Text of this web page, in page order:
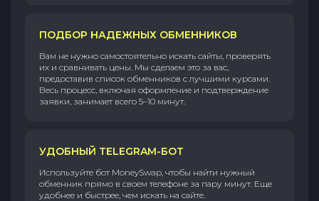
ПОДБОР НАДЕЖНЫХ ОБМЕННИКОВ
Вам не нужно самостоятельно искать сайты, проверять
их и сравнивать цены. Мы сделаем это за вас,
предоставив список обменников с лучшими курсами.
Весь процесс, включая оформление и подтверждение
заявки, занимает всего 5–10 минут.
УДОБНЫЙ TELEGRAM-БОТ
Используйте бот MoneySwap, чтобы найти нужный
обменник прямо в своем телефоне за пару минут. Еще
удобнее и быстрее, чем искать на сайте.